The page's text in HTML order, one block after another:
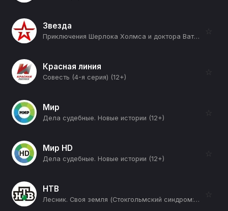
Звезда
Приключения Шерлока Холмса и доктора Ватсона (Знакомство) (12+)
☆
Красная линия
Совесть (4-я серия) (12+)
☆
Мир
Дела судебные. Новые истории (12+)
☆
Мир HD
Дела судебные. Новые истории (12+)
☆
НТВ
Лесник. Своя земля (Стокгольмский синдром: Часть 1-я) (16+)
☆